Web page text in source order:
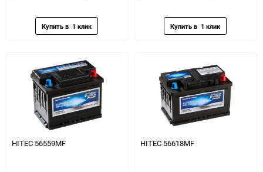
HITEC 56559MF HITEC 56618MF